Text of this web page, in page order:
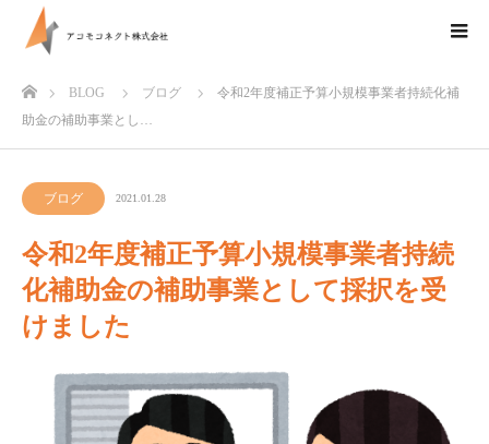
ホームBLOG ブログ
令和2年度補正予算小規模事業者持続化補
助金の補助事業とし…
ブログ 2021.01.28
令和2年度補正予算小規模事業者持続
化補助金の補助事業として採択を受
けました